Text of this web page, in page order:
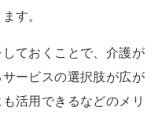
す。
ておくことで、介護が
ービスの選択肢が広が
活用できるなどのメリ